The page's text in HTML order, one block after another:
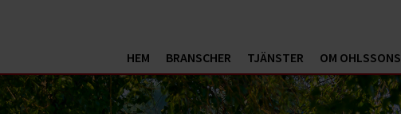
HEM BRANSCHER TJÄNSTER OM OHLSSONS